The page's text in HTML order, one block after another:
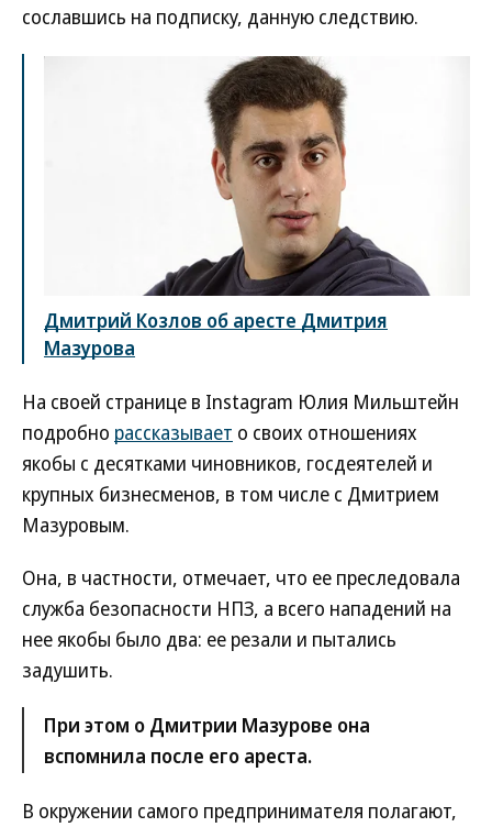
сославшись на подписку, данную следствию.
Дмитрий Козлов об аресте Дмитрия
Мазурова
На своей странице в Instagram Юлия Мильштейн
подробно рассказывает о своих отношениях
якобы с десятками чиновников, госдеятелей и
крупных бизнесменов, в том числе с Дмитрием
Мазуровым.
Она, в частности, отмечает, что ее преследовала
служба безопасности НПЗ, а всего нападений на
нее якобы было два: ее резали и пытались
задушить.
При этом о Дмитрии Мазурове она
вспомнила после его ареста.
В окружении самого предпринимателя полагают,